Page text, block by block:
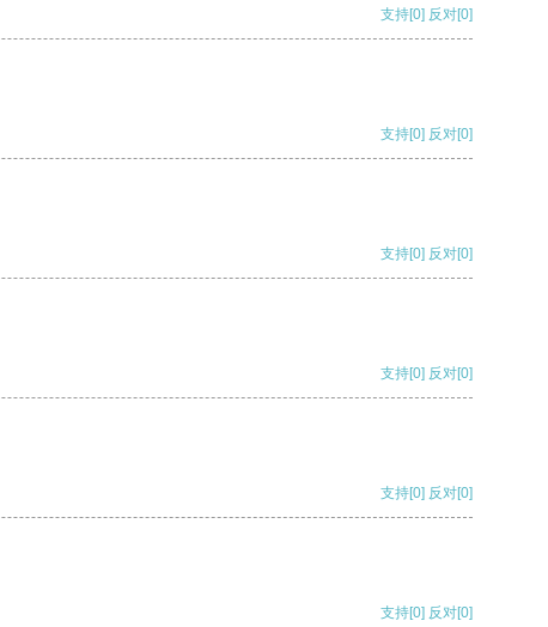
支持[0] 反对[0]
支持[0] 反对[0]
支持[0] 反对[0]
支持[0] 反对[0]
支持[0] 反对[0]
支持[0] 反对[0]